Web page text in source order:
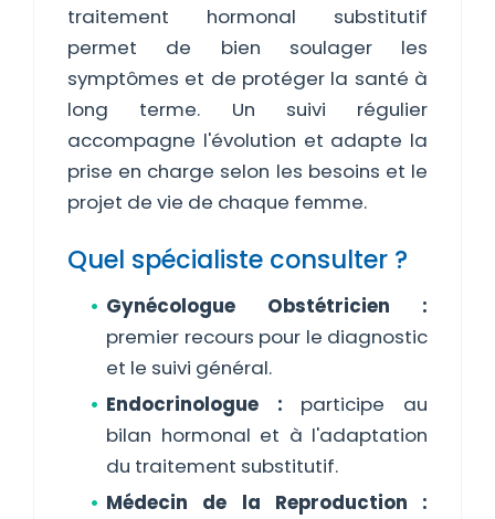
traitement hormonal substitutif
permet de bien soulager les
symptômes et de protéger la santé à
long terme. Un suivi régulier
accompagne l'évolution et adapte la
prise en charge selon les besoins et le
projet de vie de chaque femme.
Quel spécialiste consulter ?
Gynécologue Obstétricien :
premier recours pour le diagnostic
et le suivi général.
Endocrinologue : participe au
bilan hormonal et à l'adaptation
du traitement substitutif.
Médecin de la Reproduction :